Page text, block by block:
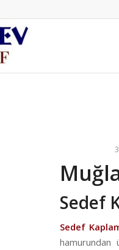
Sedef
Sedef
hamurundan